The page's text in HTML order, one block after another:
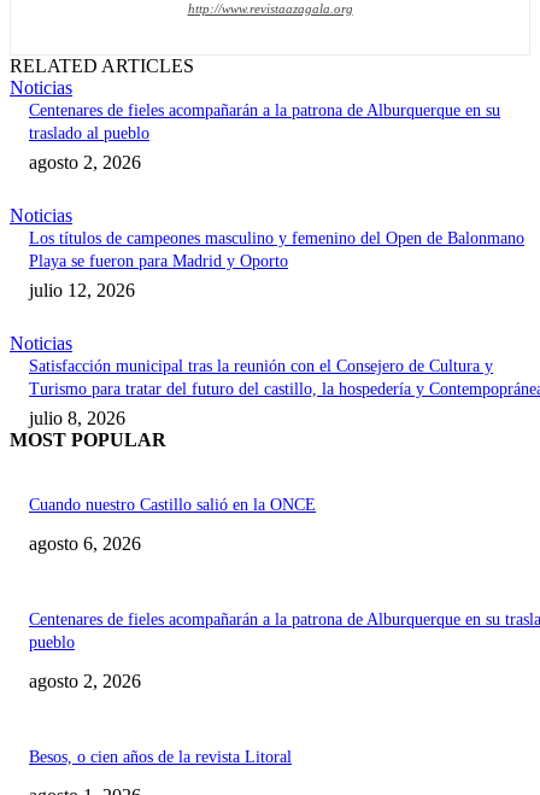
http://www.revistaazagala.org
RELATED ARTICLES
Noticias
Centenares de fieles acompañarán a la patrona de Alburquerque en su
traslado al pueblo
agosto 2, 2026
Noticias
Los títulos de campeones masculino y femenino del Open de Balonmano
Playa se fueron para Madrid y Oporto
julio 12, 2026
Noticias
Satisfacción municipal tras la reunión con el Consejero de Cultura y
Turismo para tratar del futuro del castillo, la hospedería y
julio 8, 2026
MOST POPULAR
Cuando nuestro Castillo salió en la ONCE
agosto 6, 2026
Centenares de fieles acompañarán a la patrona de Alburquerque en su
pueblo
agosto 2, 2026
Besos, o cien años de la revista Litoral